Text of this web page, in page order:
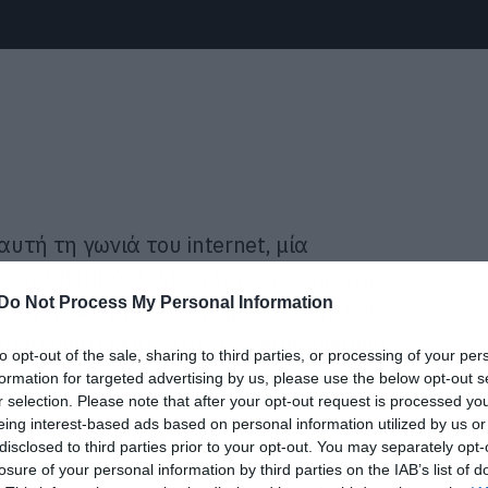
Do Not Process My Personal Information
opt-out of the sale, sharing to third parties, or processing of your
for targeted advertising by us, please use the below opt-out
selection. Please note that after your opt-out request is processed
interest-based ads based on personal information utilized by us
to third parties prior to your opt-out. You may separately
of your personal information by third parties on the IAB’s list of
αυτή τη γωνιά του internet, μία
Charli XCX; Είναι λογική σε πρώτη
η συνεργασία της με τον John Cale
ακουστεί και εκτός των καθαρόαιμων
το soundtrack της ταινίας
εντελώς gothic και industrial ρυθμούς